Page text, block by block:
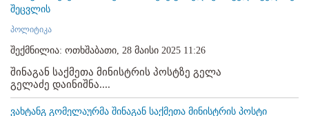
შეცვლის
პოლიტიკა
შექმნილია: ოთხშაბათი, 28 მაისი 2025 11:26
შინაგან საქმეთა მინისტრის პოსტზე გელა
გელაძე დაინიშნა....
ვახტანგ გომელაურმა შინაგან საქმეთა მინისტრის პოსტი